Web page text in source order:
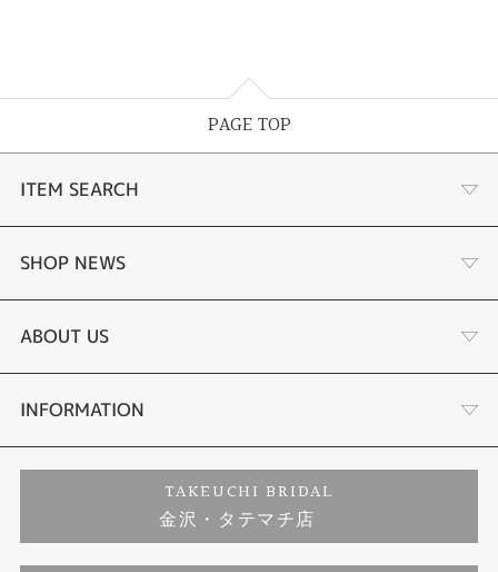
PAGE TOP
ITEM SEARCH
婚約指輪
結婚指輪
セットリング
婚約ネックレス
ダイヤモンド
SHOP NEWS
選ばれる理由まとめ
お客様の声
プロポーズサポート
ブランドリスト
ABOUT US
会社概要
お客様の声
INFORMATION
TAKEUCHI BRIDAL
金沢・タテマチ店